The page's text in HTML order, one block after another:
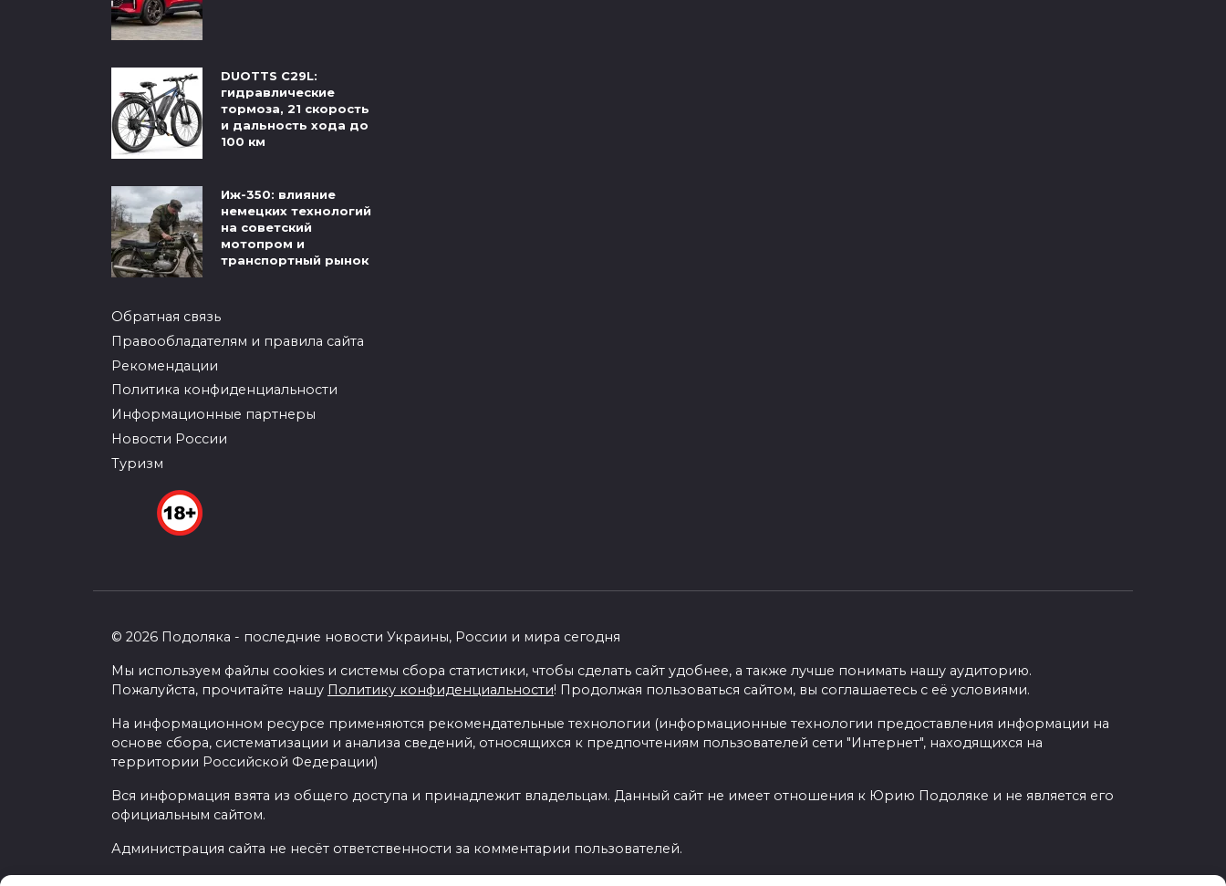
DUOTTS C29L:
гидравлические
тормоза, 21 скорость
и дальность хода до
100 км
Иж-350: влияние
немецких технологий
на советский
мотопром и
транспортный рынок
Обратная связь
Правообладателям и правила сайта
Рекомендации
Политика конфиденциальности
Информационные партнеры
Новости России
Туризм
© 2026 Подоляка - последние новости Украины, России и мира сегодня
Мы используем файлы cookies и системы сбора статистики, чтобы сделать сайт удобнее, а также лучше понимать нашу аудиторию.
Пожалуйста, прочитайте нашу Политику конфиденциальности! Продолжая пользоваться сайтом, вы соглашаетесь с её условиями.
На информационном ресурсе применяются рекомендательные технологии (информационные технологии предоставления информации на
основе сбора, систематизации и анализа сведений, относящихся к предпочтениям пользователей сети "Интернет", находящихся на
территории Российской Федерации)
Вся информация взята из общего доступа и принадлежит владельцам. Данный сайт не имеет отношения к Юрию Подоляке и не является его
официальным сайтом.
Администрация сайта не несёт ответственности за комментарии пользователей.